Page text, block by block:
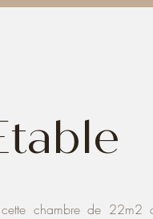
chambre de 22m2